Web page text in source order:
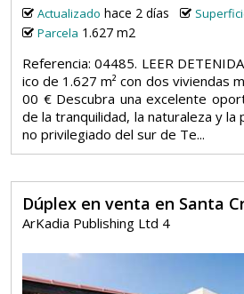
Actualizado hace 2 días
Parcela 1.627 m2
Referencia: 04485. LEER
ico de 1.627 m² con dos viviendas
00 € Descubra una excelente
de la tranquilidad, la naturaleza y la
no privilegiado del sur de Te...
Dúplex en venta en Santa
ArKadia Publishing Ltd 4